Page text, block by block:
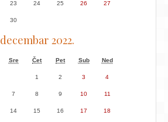
23 24 25 26 27
30
decembar 2022.
Sre Čet Pet Sub Ned
1 2 3 4
7 8 9 10 11
14 15 16 17 18